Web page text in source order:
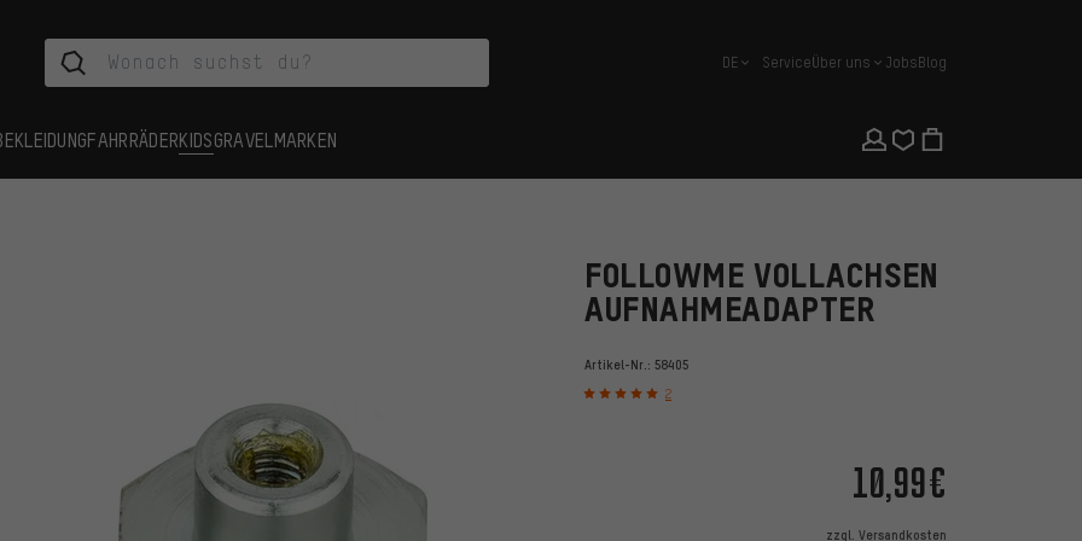
Deutsch
DE ServiceÜber uns JobsBlog
FAHRRÄDERKIDSGRAVEL MARKEN
FOLLOWME VOLLACHSEN
AUFNAHMEADAPTER
Artikel-Nr.: 58405
2
10,99€
zzgl. Versandkosten